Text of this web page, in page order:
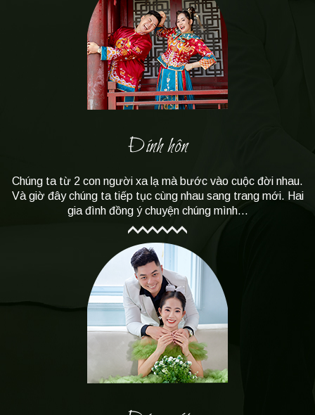
Đính hôn
Chúng ta từ 2 con người xa lạ mà bước vào cuộc đời nhau.
Và giờ đây chúng ta tiếp tục cùng nhau sang trang mới. Hai
gia đình đồng ý chuyện chúng mình...